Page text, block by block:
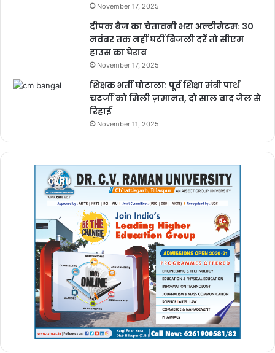
November 17, 2025
दीपक बैज का चेतावनी भरा अल्टीमेटम: 30
नवंबर तक नहीं घटीं बिजली दरें तो सीएम
हाउस का घेराव
November 17, 2025
शिक्षक भर्ती घोटाला: पूर्व शिक्षा मंत्री पार्थ
चटर्जी को मिली ज़मानत, दो साल बाद जेल से
रिहाई
November 11, 2025